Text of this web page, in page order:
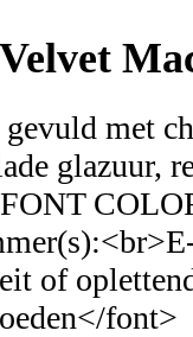
met
glazuur,
of
font>